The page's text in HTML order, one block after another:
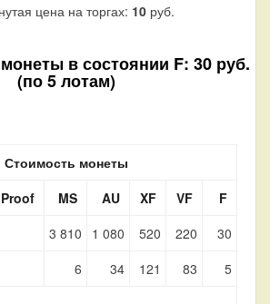
цена на торгах: 10руб.
в состоянии F: 30 руб.
(по 5 лотам)
Стоимость монеты
Proof MS AU XF VF
F
3 810 1 080 520 220
30
6 34 121 83 5